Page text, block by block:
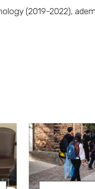
(2019-2022),